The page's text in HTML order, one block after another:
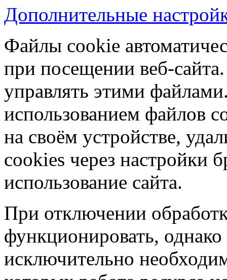
Дополнительные
Файлы cookie
при посещении веб-
управлять этими
использованием файлов
на своём устройстве,
cookies через настройки
использование сайта.
При отключении
функционировать, однако
исключительно